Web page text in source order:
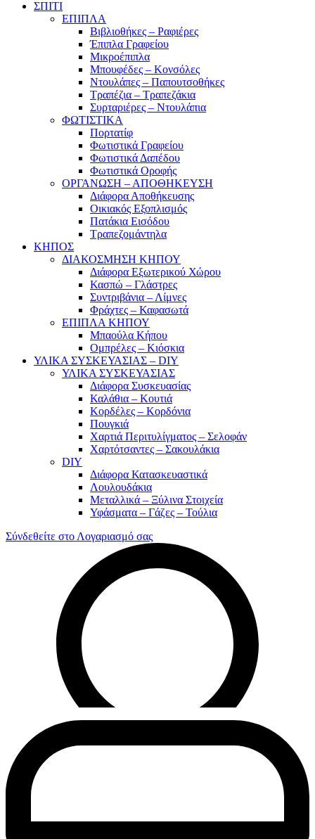
ΣΠΙΤΙ
ΕΠΙΠΛΑ
Βιβλιοθήκες – Ραφιέρες
Έπιπλα Γραφείου
Μικροέπιπλα
Μπουφέδες – Κονσόλες
Ντουλάπες – Παπουτσοθήκες
Τραπέζια – Τραπεζάκια
Συρταριέρες – Ντουλάπια
ΦΩΤΙΣΤΙΚΑ
Πορτατίφ
Φωτιστικά Γραφείου
Φωτιστικά Δαπέδου
Φωτιστικά Οροφής
ΟΡΓΑΝΩΣΗ – ΑΠΟΘΗΚΕΥΣΗ
Διάφορα Αποθήκευσης
Οικιακός Εξοπλισμός
Πατάκια Εισόδου
Τραπεζομάντηλα
ΚΗΠΟΣ
ΔΙΑΚΟΣΜΗΣΗ ΚΗΠΟΥ
Διάφορα Εξωτερικού Χώρου
Κασπώ – Γλάστρες
Συντριβάνια – Λίμνες
Φράχτες – Καφασωτά
ΕΠΙΠΛΑ ΚΗΠΟΥ
Μπαούλα Κήπου
Ομπρέλες – Κιόσκια
ΥΛΙΚΑ ΣΥΣΚΕΥΑΣΙΑΣ – DIY
ΥΛΙΚΑ ΣΥΣΚΕΥΑΣΙΑΣ
Διάφορα Συσκευασίας
Καλάθια – Κουτιά
Κορδέλες – Κορδόνια
Πουγκιά
Χαρτιά Περιτυλίγματος – Σελοφάν
Χαρτότσαντες – Σακουλάκια
DIY
Διάφορα Κατασκευαστικά
Λουλουδάκια
Μεταλλικά – Ξύλινα Στοιχεία
Υφάσματα – Γάζες – Τούλια
Σύνδεθείτε στο Λογαριασμό σας